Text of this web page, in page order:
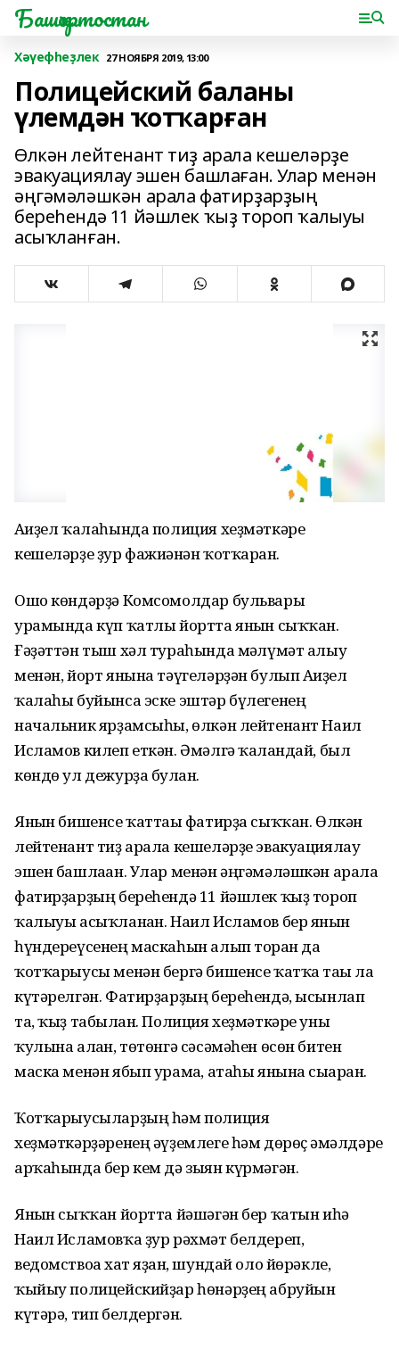
Башҡортостан
Хәүефһеҙлек 27 НОЯБРЯ 2019, 13:00
Полицейский баланы
үлемдән ҡотҡарған
Өлкән лейтенант тиҙ арала кешеләрҙе
эвакуациялау эшен башлаған. Улар менән
әңгәмәләшкән арала фатирҙарҙың
береһендә 11 йәшлек ҡыҙ тороп ҡалыуы
асыҡланған.
Ағиҙел ҡалаһында полиция хеҙмәткәре
кешеләрҙе ҙур фажиғәнән ҡотҡарған.
Ошо көндәрҙә Комсомолдар бульвары
урамында күп ҡатлы йортта янғын сыҡҡан.
Ғәҙәттән тыш хәл тураһында мғәлүмәт алыу
менән, йорт янына тәүгеләрҙән булып Ағиҙел
ҡалаһы буйынса эске эштәр бүлегенең
начальник ярҙамсыһы, өлкән лейтенант Наил
Исламов килеп еткән. Әмәлгә ҡалғандай, был
көндө ул дежурҙа булған.
Янғын бишенсе ҡаттағы фатирҙа сыҡҡан. Өлкән
лейтенант тиҙ арала кешеләрҙе эвакуациялау
эшен башлаған. Улар менән әңгәмәләшкән арала
фатирҙарҙың береһендә 11 йәшлек ҡыҙ тороп
ҡалыуы асыҡланған. Наил Исламов бер янғын
һүндереүсенең маскаһын алып торған да
ҡотҡарыусы менән бергә бишенсе ҡатҡа тағы ла
күтәрелгән. Фатирҙарҙың береһендә, ысынлап
та, ҡыҙ табылған. Полиция хеҙмәткәре уны
ҡулына алған, төтөнгә сәсәмәһен өсөн битен
маска менән ябып урамға, атаһы янына сығарған.
Ҡотҡарыусыларҙың һәм полиция
хеҙмәткәрҙәренең әүҙемлеге һәм дөрөҫ ғәмәлдәре
арҡаһында бер кем дә зыян күрмәгән.
Янғын сыҡҡан йортта йәшәгән бер ҡатын иһә
Наил Исламовҡа ҙур рәхмәт белдереп,
ведомствоға хат яҙған, шундай оло йөрәкле,
ҡыйыу полицейскийҙар һөнәрҙең абруйын
күтәрә, тип белдергән.